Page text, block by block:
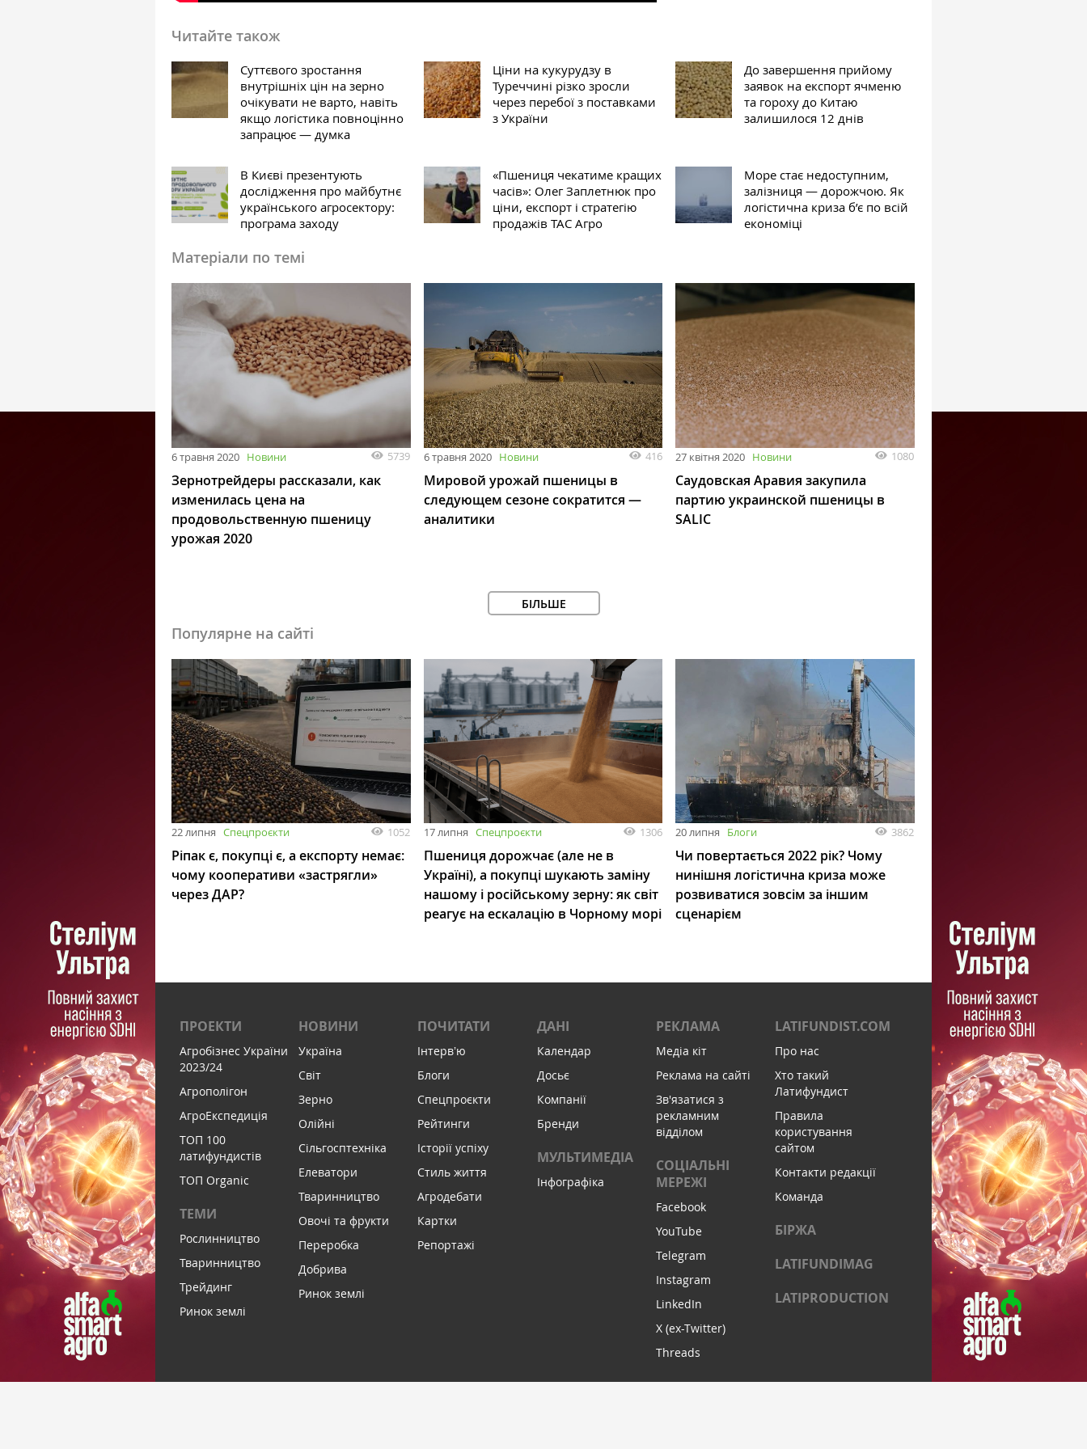
Читайте також
Суттєвого зростання
внутрішніх цін на зерно
очікувати не варто, навіть
якщо логістика повноцінно
запрацює — думка
Ціни на кукурудзу в
Туреччині різко зросли
через перебої з поставками
з України
До завершення прийому
заявок на експорт ячменю
та гороху до Китаю
залишилося 12 днів
В Києві презентують
дослідження про майбутнє
українського агросектору:
програма заходу
«Пшениця чекатиме кращих
часів»: Олег Заплетнюк про
ціни, експорт і стратегію
продажів ТАС Агро
Море стає недоступним,
залізниця — дорожчою. Як
логістична криза б’є по всій
економіці
Матеріали по темі
6 травня 2020 Новини 5739
Зернотрейдеры рассказали, как
изменилась цена на
продовольственную пшеницу
урожая 2020
6 травня 2020 Новини 416
Мировой урожай пшеницы в
следующем сезоне сократится —
аналитики
27 квітня 2020 Новини 1080
Саудовская Аравия закупила
партию украинской пшеницы в
SALIC
БІЛЬШЕ
Популярне на сайті
22 липня Спецпроєкти 1052
Ріпак є, покупці є, а експорту немає:
чому кооперативи «застрягли»
через ДАР?
17 липня Спецпроєкти 1306
Пшениця дорожчає (але не в
Україні), а покупці шукають заміну
нашому і російському зерну: як світ
реагує на ескалацію в Чорному морі
20 липня Блоги 3862
Чи повертається 2022 рік? Чому
нинішня логістична криза може
розвиватися зовсім за іншим
сценарієм
ПРОЕКТИ
Агробізнес України
2023/24
Агрополігон
АгроЕкспедиція
ТОП 100
латифундистів
ТОП Organic
ТЕМИ
Рослинництво
Тваринництво
Трейдинг
Ринок землі
НОВИНИ
Україна
Світ
Зерно
Олійні
Сільгосптехніка
Елеватори
Тваринництво
Овочі та фрукти
Переробка
Добрива
Ринок землі
ПОЧИТАТИ
Інтервʼю
Блоги
Спецпроєкти
Рейтинги
Історії успіху
Стиль життя
Агродебати
Картки
Репортажі
ДАНІ
Календар
Досьє
Компанії
Бренди
МУЛЬТИМЕДІА
Інфографіка
РЕКЛАМА
Медіа кіт
Реклама на сайті
Зв'язатися з
рекламним
відділом
СОЦІАЛЬНІ
МЕРЕЖІ
Facebook
YouTube
Telegram
Instagram
LinkedIn
X (ex-Twitter)
Threads
LATIFUNDIST.COM
Про нас
Хто такий
Латифундист
Правила
користування
сайтом
Контакти редакції
Команда
БІРЖА
LATIFUNDIMAG
LATIPRODUCTION